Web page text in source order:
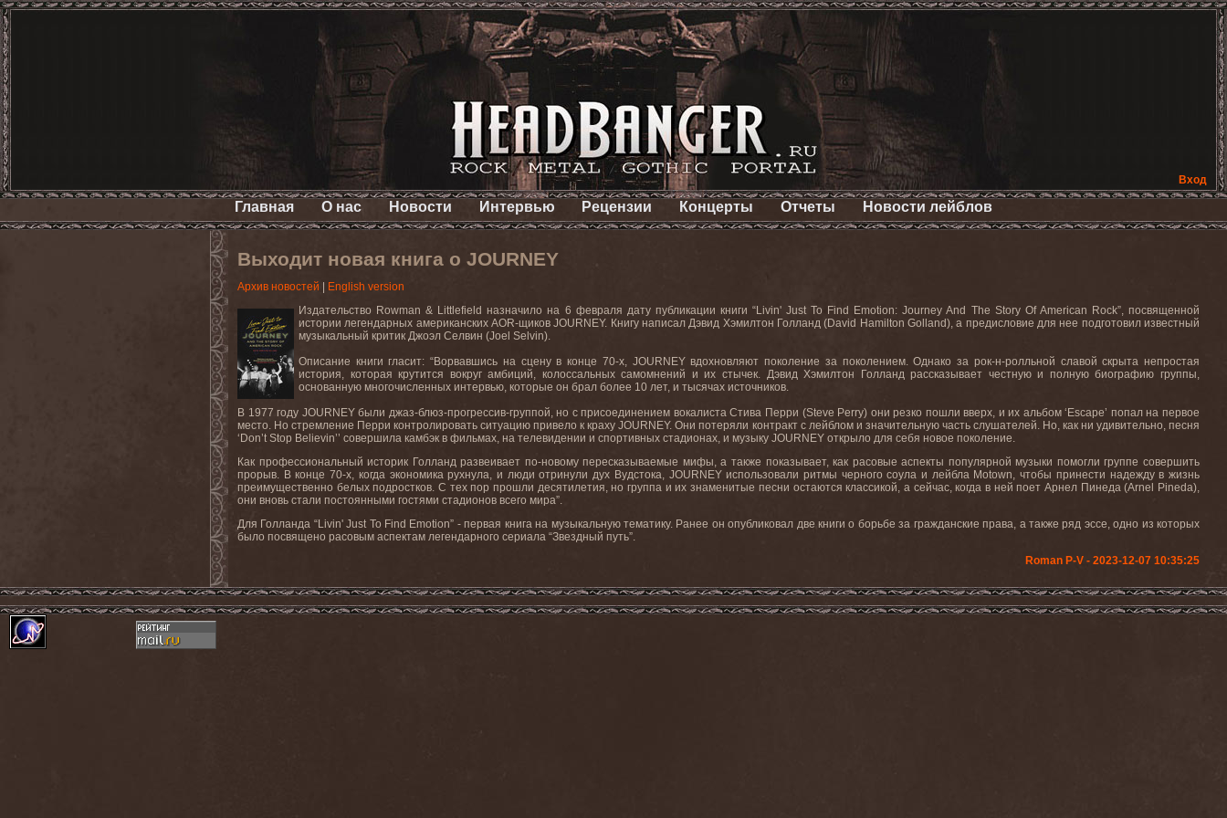
Вход
Главная О нас Новости Интервью Рецензии Концерты Отчеты Новости лейблов
Выходит новая книга о JOURNEY
Архив новостей
English version
Издательство Rowman & Littlefield назначило на 6 февраля дату публикации книги “Livin' Just To Find Emotion: Journey And The Story Of American Rock”, посвященной
истории легендарных американских AOR-щиков JOURNEY. Книгу написал Дэвид Хэмилтон Голланд (David Hamilton Golland), а предисловие для нее подготовил известный
музыкальный критик Джоэл Селвин (Joel Selvin).
Описание книги гласит: “Ворвавшись на сцену в конце 70-х, JOURNEY вдохновляют поколение за поколением. Однако за рок-н-ролльной славой скрыта непростая
история, которая крутится вокруг амбиций, колоссальных самомнений и их стычек. Дэвид Хэмилтон Голланд рассказывает честную и полную биографию группы,
основанную многочисленных интервью, которые он брал более 10 лет, и тысячах источников.
В 1977 году JOURNEY были джаз-блюз-прогрессив-группой, но с присоединением вокалиста Стива Перри (Steve Perry) они резко пошли вверх, и их альбом ‘Escape’ попал на первое
место. Но стремление Перри контролировать ситуацию привело к краху JOURNEY. Они потеряли контракт с лейблом и значительную часть слушателей. Но, как ни удивительно, песня
‘Don’t Stop Believin’’ совершила камбэк в фильмах, на телевидении и спортивных стадионах, и музыку JOURNEY открыло для себя новое поколение.
Как профессиональный историк Голланд развеивает по-новому пересказываемые мифы, а также показывает, как расовые аспекты популярной музыки помогли группе совершить
прорыв. В конце 70-х, когда экономика рухнула, и люди отринули дух Вудстока, JOURNEY использовали ритмы черного соула и лейбла Motown, чтобы принести надежду в жизнь
преимущественно белых подростков. С тех пор прошли десятилетия, но группа и их знаменитые песни остаются классикой, а сейчас, когда в ней поет Арнел Пинеда (Arnel Pineda),
они вновь стали постоянными гостями стадионов всего мира”.
Для Голланда “Livin' Just To Find Emotion” - первая книга на музыкальную тематику. Ранее он опубликовал две книги о борьбе за гражданские права, а также ряд эссе, одно из которых
было посвящено расовым аспектам легендарного сериала “Звездный путь”.
Roman P-V - 2023-12-07 10:35:25